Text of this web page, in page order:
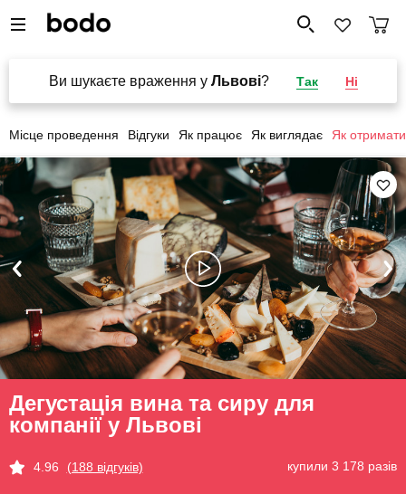
Ви шукаєте враження у Львові? Так Ні
Місце проведення Відгуки Як працює Як виглядає Як отримати
Дегустація вина та сиру для
компанії у Львові
4.96 (188 відгуків) купили 3 178 разів